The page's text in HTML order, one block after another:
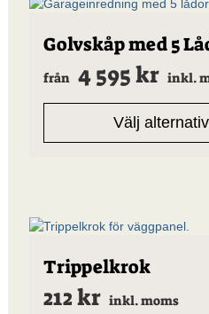
Golvskåp med 5
från 4 595kr inkl.
Välj alternativ
Den
här
produkten
har
flera
De
på
Trippelkrok
212kr inkl. moms